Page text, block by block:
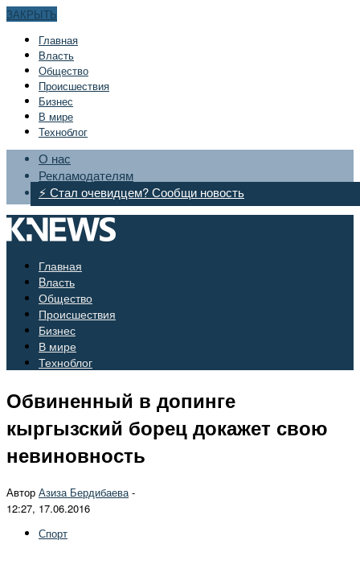
ЗАКРЫТЬ
Главная
Bласть
Общество
Происшествия
Бизнес
В мире
Техноблог
О нас
Рекламодателям
⚡ Стал очевидцем? Сообщи новость
Главная
Bласть
Общество
Происшествия
Бизнес
В мире
Техноблог
Обвиненный в допинге
кыргызский борец докажет свою
невиновность
Автор Азиза Бердибаева-
12:27, 17.06.2016
Спорт